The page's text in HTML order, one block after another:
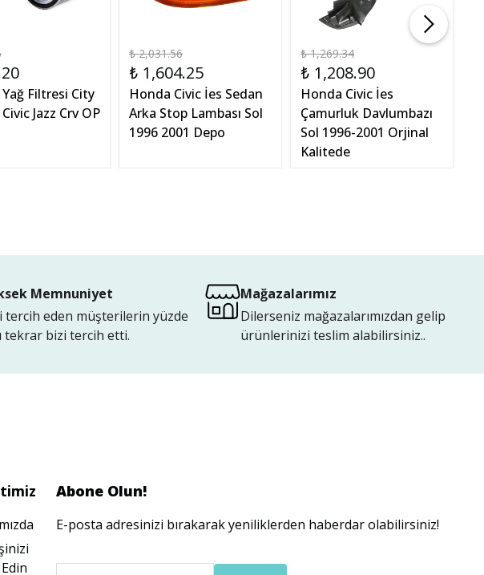
Filtresi City
Jazz Crv OP
₺ 2,031.56
₺ 1,604.25
Honda Civic İes Sedan
Arka Stop Lambası Sol
1996 2001 Depo
₺ 1,269.34
₺ 1,208.90
Honda Civic İes
Çamurluk Davlumbazı
Sol 1996-2001 Orjinal
Kalitede
Memnuniyet
tercih eden müşterilerin yüzde
tekrar bizi tercih etti.
Mağazalarımız
Dilerseniz mağazalarımızdan gelip
ürünlerinizi teslim alabilirsiniz..
Abone Olun!
E-posta adresinizi bırakarak yeniliklerden haberdar olabilirsiniz!